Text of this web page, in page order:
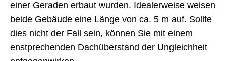
einer Geraden erbaut wurden. Idealerweise weisen
beide Gebäude eine Länge von ca. 5 m auf. Sollte
dies nicht der Fall sein, können Sie mit einem
enstprechenden Dachüberstand der Ungleichheit